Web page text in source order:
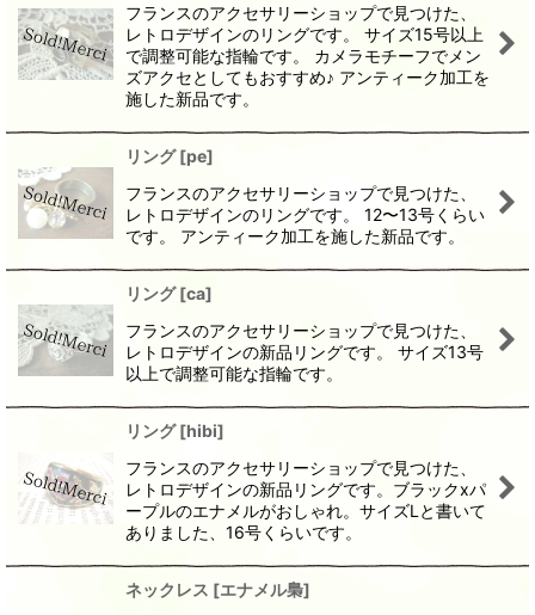
フランスのアクセサリーショップで見つけた、
レトロデザインのリングです。 サイズ15号以上
で調整可能な指輪です。 カメラモチーフでメン
ズアクセとしてもおすすめ♪ アンティーク加工を
施した新品です。
リング [pe]
フランスのアクセサリーショップで見つけた、
レトロデザインのリングです。 12〜13号くらい
です。 アンティーク加工を施した新品です。
リング [ca]
フランスのアクセサリーショップで見つけた、
レトロデザインの新品リングです。 サイズ13号
以上で調整可能な指輪です。
リング [hibi]
フランスのアクセサリーショップで見つけた、
レトロデザインの新品リングです。ブラックxパ
ープルのエナメルがおしゃれ。サイズLと書いて
ありました、16号くらいです。
ネックレス [エナメル梟]